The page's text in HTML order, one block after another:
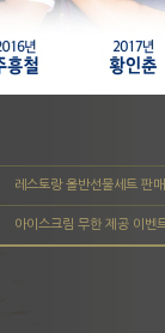
레스토랑 올반선물세트 판매
아이스크림 무한 제공 이